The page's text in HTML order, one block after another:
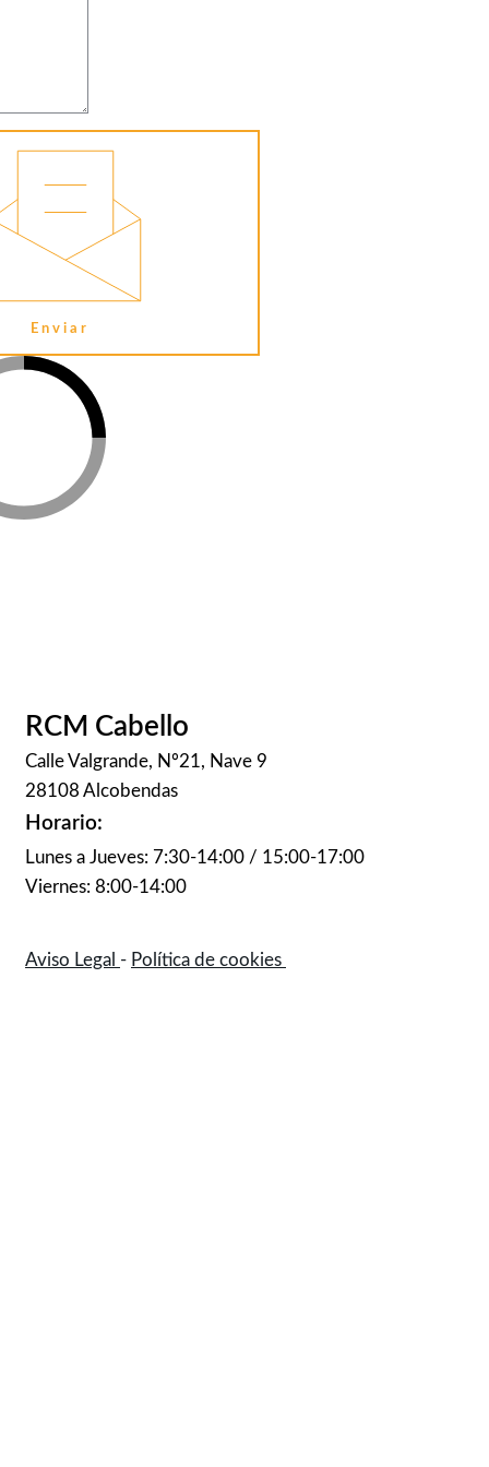
Enviar
RCM Cabello
Calle Valgrande, Nº21, Nave 9
28108 Alcobendas
Horario:
Lunes a Jueves: 7:30-14:00 / 15:00-17:00
Viernes: 8:00-14:00
Aviso Legal - Política de cookies